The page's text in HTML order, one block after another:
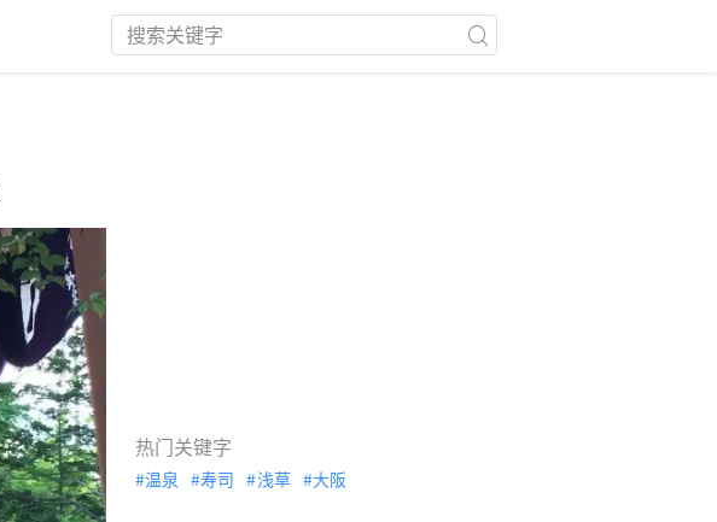
热门关键字
温泉 寿司 浅草 大阪